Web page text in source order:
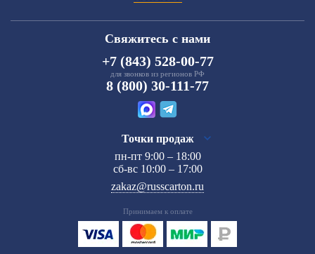
Свяжитесь с нами
+7 (843) 528-00-77
для звонков из регионов РФ
8 (800) 30-111-77
Точки продаж
пн-пт 9:00 – 18:00
сб-вс 10:00 – 17:00
zakaz@russcarton.ru
Принимаем к оплате